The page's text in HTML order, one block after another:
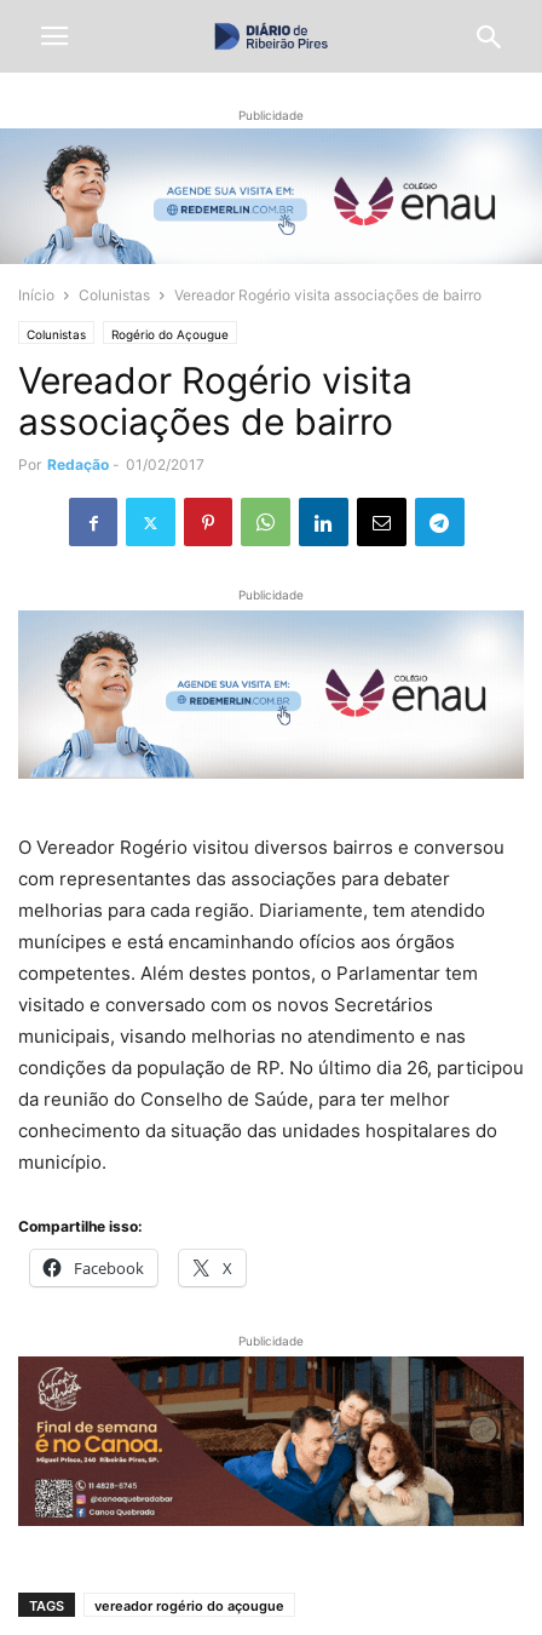
Publicidade
Início Colunistas Vereador Rogério visita associações de bairro
Colunistas Rogério do Açougue
Vereador Rogério visita
associações de bairro
Por Redação - 01/02/2017
Publicidade
O Vereador Rogério visitou diversos bairros e conversou
com representantes das associações para debater
melhorias para cada região. Diariamente, tem atendido
munícipes e está encaminhando ofícios aos órgãos
competentes. Além destes pontos, o Parlamentar tem
visitado e conversado com os novos Secretários
municipais, visando melhorias no atendimento e nas
condições da população de RP. No último dia 26, participou
da reunião do Conselho de Saúde, para ter melhor
conhecimento da situação das unidades hospitalares do
município.
Compartilhe isso:
Facebook X
Publicidade
TAGS vereador rogério do açougue